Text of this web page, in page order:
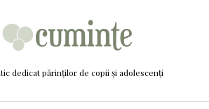
dedicat părinților de copii și adolescenți